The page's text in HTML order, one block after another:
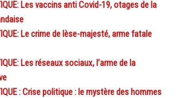
Les vaccins anti Covid-19, otages de la
Le crime de lèse-majesté, arme fatale
Les réseaux sociaux, l’arme de la
: Crise politique : le mystère des hommes